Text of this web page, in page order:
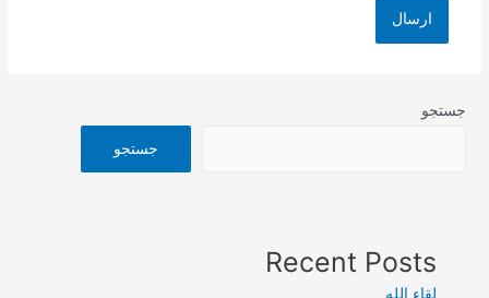
جستجو
جستجو
Recent Posts
لقاء الله